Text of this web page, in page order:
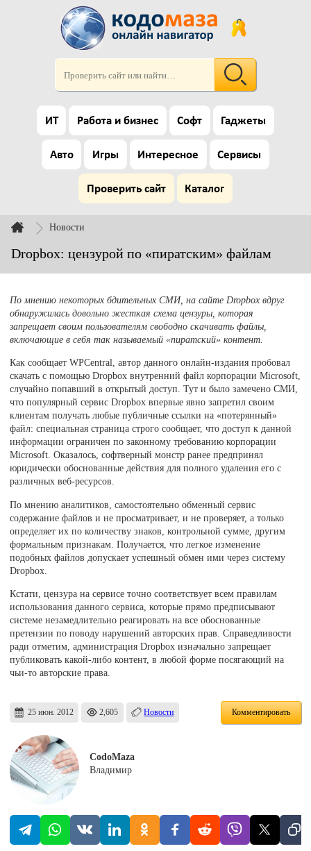
ИТ Работа и бизнес Софт Гаджеты
Авто Игры Интересное Сервисы
Проверить сайт Каталог
Новости
Dropbox: цензурой по «пиратским» файлам
По мнению некоторых бдительных СМИ, на сайте Dropbox вдруг
обнаружилась довольно жесткая схема цензуры, которая
запрещает своим пользователям свободно скачивать файлы,
включающие в себя так называемый «пиратский» контент.
Как сообщает WPCentral, автор данного онлайн-издания пробовал
скачать с помощью Dropbox внутренний файл корпорации Microsoft,
случайно попавший в открытый доступ. Тут и было замечено СМИ,
что популярный сервис Dropbox впервые явно запретил своим
клиентам получать любые публичные ссылки на «потерянный»
файл: специальная страница строго сообщает, что доступ к данной
информации ограничен по законному требованию корпорации
Microsoft. Оказалось, софтверный монстр ранее предпринял
юридически обоснованные действия для полного удаления его с
различных веб-ресурсов.
По мнению аналитиков, самостоятельно обменный сервис
содержание файлов и не просматривает, и не проверяет, а только
определяет их по количеству знаков, контрольной сумме, другим
формальным признакам. Получается, что легкое изменение
подобных файлов допускает успешный обмен ими через систему
Dropbox.
Кстати, цензура на сервисе точно соответствует всем правилам
использования данного сервиса, которые прямо предписывают
системе незамедлительно реагировать на все обоснованные
претензии по поводу нарушений авторских прав. Справедливости
ради отметим, администрация Dropbox изначально запрещает
публиковать какой-либо контент, в любой форме посягающий на
чьи-то авторские права.
25 июн. 2012 2,605 Новости Комментировать
CodoMaza
Владимир